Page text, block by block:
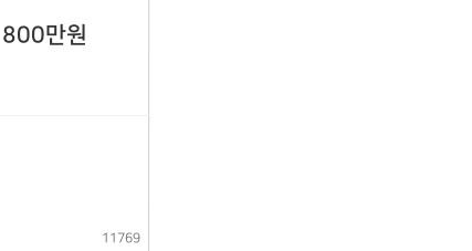
800만원
11769